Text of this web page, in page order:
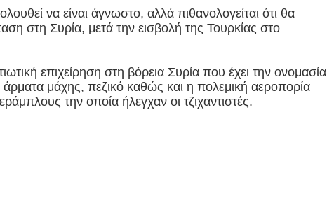
να είναι άγνωστο, αλλά πιθανολογείται ότι θα
στη Συρία, μετά την εισβολή της Τουρκίας στο
επιχείρηση στη βόρεια Συρία που έχει την ονομασία
μάχης, πεζικό καθώς και η πολεμική αεροπορία
την οποία ήλεγχαν οι τζιχαντιστές.